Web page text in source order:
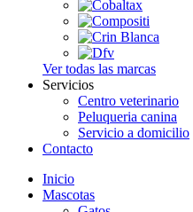
Ver todas las marcas
Servicios
Centro veterinario
Peluqueria canina
Servicio a domicilio
Contacto
Inicio
Mascotas